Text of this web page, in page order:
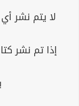
لا يتم نشر
إذا تم نشر